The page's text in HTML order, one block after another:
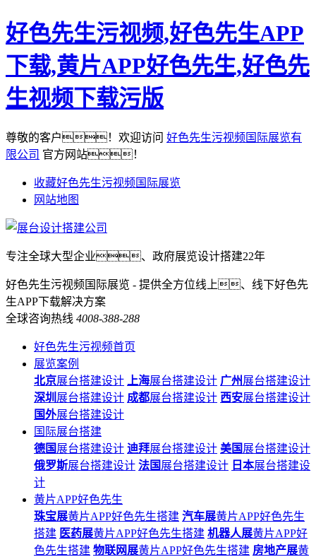
好色先生污视频,好色先生APP
下载,黄片APP好色先生,好色先
生视频下载污版
尊敬的客户！欢迎访问 好色先生污视频国际展览有
限公司 官方网站！
收藏好色先生污视频国际展览
网站地图
专注全球大型企业、政府展览设计搭建22年
好色先生污视频国际展览 - 提供全方位线上、线下好色先
生APP下载解决方案
全球咨询热线 4008-388-288
好色先生污视频首页
展览案例
北京展台搭建设计 上海展台搭建设计 广州展台搭建设计
深圳 展台搭建设计 成都展台搭建设计 西安展台搭建设计
国外展台搭建设计
国际展台搭建
德国 展台搭建设计 迪拜展台搭建设计 美国 展台搭建设计
俄罗斯展台搭建设计 法国 展台搭建设计 日本展台搭建设
计
黄片APP好色先生
珠宝展黄片APP好色先生搭建 汽车展黄片APP好色先生
搭建 医药展黄片APP好色先生搭建 机器人展黄片APP好
色先生搭建 物联网展黄片APP好色先生搭建 房地产展黄